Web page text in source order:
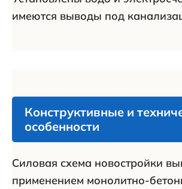
имеются выводы под
Конструктивные и
особенности
Силовая схема новостройки
применением монолитно-